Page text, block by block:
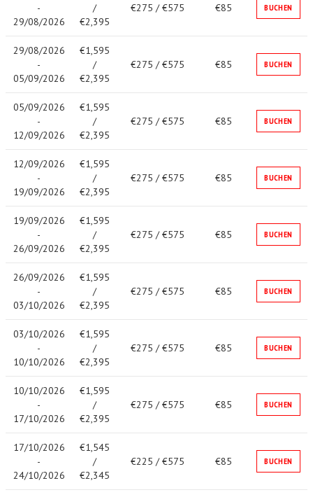
-
29/08/2026
/
€2,395
€275 / €575 €85 BUCHEN
29/08/2026
-
05/09/2026
€1,595
/
€2,395
€275 / €575 €85 BUCHEN
05/09/2026
-
12/09/2026
€1,595
/
€2,395
€275 / €575 €85 BUCHEN
12/09/2026
-
19/09/2026
€1,595
/
€2,395
€275 / €575 €85 BUCHEN
19/09/2026
-
26/09/2026
€1,595
/
€2,395
€275 / €575 €85 BUCHEN
26/09/2026
-
03/10/2026
€1,595
/
€2,395
€275 / €575 €85 BUCHEN
03/10/2026
-
10/10/2026
€1,595
/
€2,395
€275 / €575 €85 BUCHEN
10/10/2026
-
17/10/2026
€1,595
/
€2,395
€275 / €575 €85 BUCHEN
17/10/2026
-
24/10/2026
€1,545
/
€2,345
€225 / €575 €85 BUCHEN